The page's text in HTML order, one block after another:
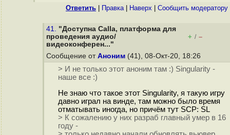
Ответить Правка| Наверх Cообщить модератору
41. "Доступна Calla, платформа для
проведения аудио/
видеоконферен..."
+ / –
Сообщение от Аноним (41), 08-Окт-20, 18:26
> И не только этот аноним там :) Singularity -
наше все :)
Не знаю что такое этот Singularity, я такую игру
давно играл на винде, там можно было время
отматывать иногда, но причём тут SCP: SL
> К сожалению у них разраб главный умер в 16
году -